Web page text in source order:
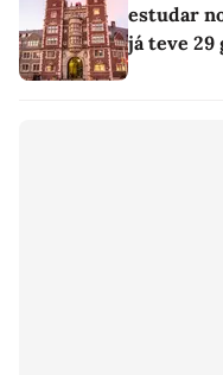
estudar
já teve 29